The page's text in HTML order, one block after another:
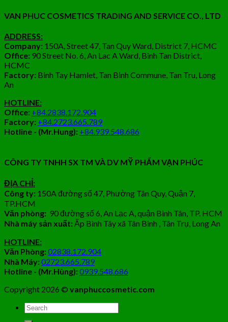
VAN PHUC COSMETICS TRADING AND SERVICE CO., LTD
ADDRESS:
Company: 150A, Street 47, Tan Quy Ward, District 7, HCMC
Office: 90 Street No. 6, An Lac A Ward, Binh Tan District,
HCMC
Factory: Binh Tay Hamlet, Tan Binh Commune, Tan Tru, Long
An
HOTLINE:
Office: +84.2838.172.904
Factory: +84.2723.665.789
Hotline - (Mr.Hung): +84.939.548.686
CÔNG TY TNHH SX TM VÀ DV MỸ PHẨM VẠN PHÚC
ĐỊA CHỈ:
Công ty: 150A đường số 47, Phường Tân Quy, Quận 7,
TP.HCM
Văn phòng: 90 đường số 6, An Lạc A, quận Bình Tân, TP. HCM
Nhà máy sản xuất:Ấp Bình Tây xã Tân Bình , Tân Trụ, Long An
HOTLINE:
Văn Phòng:02838.172.904
Nhà Máy:02723.665.789
Hotline - (Mr.Hùng):0939.548.686
Copyright 2026 © vanphuccosmetic.com
Tìm
kiếm: